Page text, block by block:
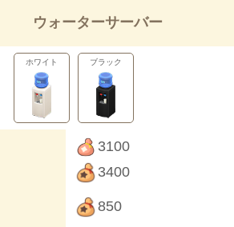
ウォーターサーバー
ホワイト ブラック
3100
3400
850